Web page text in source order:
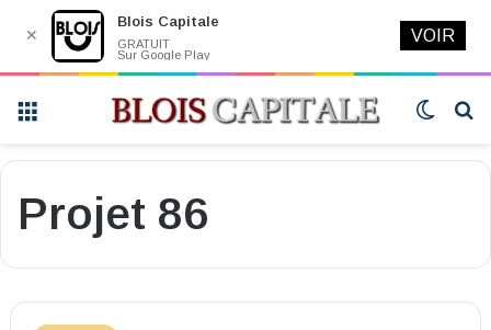
Switch
Projet 86
✕
Blois Capitale
GRATUIT
Sur Google Play
VOIR